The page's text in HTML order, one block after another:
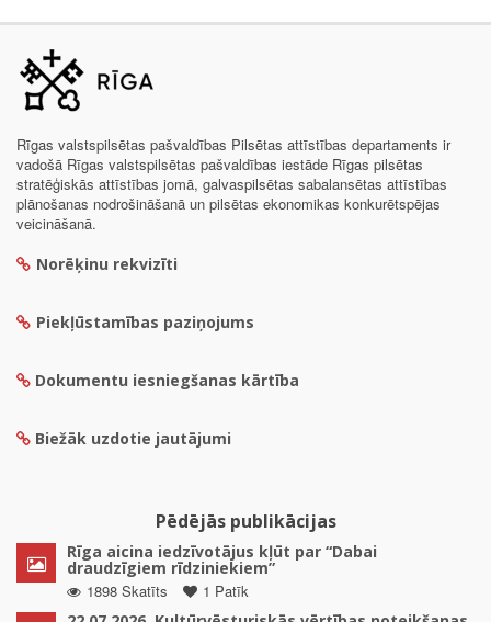
Rīgas valstspilsētas pašvaldības Pilsētas attīstības departaments ir
vadošā Rīgas valstspilsētas pašvaldības iestāde Rīgas pilsētas
stratēģiskās attīstības jomā, galvaspilsētas sabalansētas attīstības
plānošanas nodrošināšanā un pilsētas ekonomikas konkurētspējas
veicināšanā.
Norēķinu rekvizīti
Piekļūstamības paziņojums
Dokumentu iesniegšanas kārtība
Biežāk uzdotie jautājumi
Pēdējās publikācijas
Rīga aicina iedzīvotājus kļūt par “Dabai
draudzīgiem rīdziniekiem”
1898 Skatīts
1 Patīk